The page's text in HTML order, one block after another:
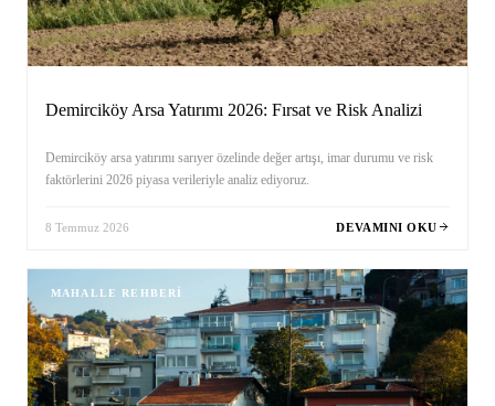
Demirciköy Arsa Yatırımı 2026: Fırsat ve Risk Analizi
Demirciköy arsa yatırımı sarıyer özelinde değer artışı, imar durumu ve risk
faktörlerini 2026 piyasa verileriyle analiz ediyoruz.
8 Temmuz 2026 DEVAMINI OKU
MAHALLE REHBERI